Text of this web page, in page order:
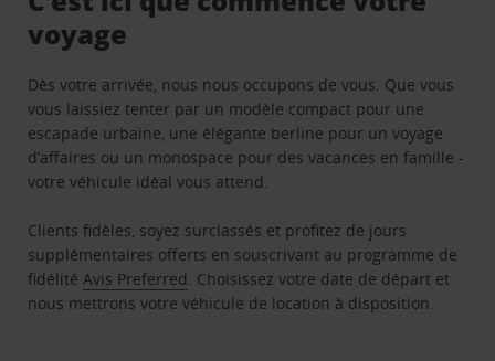
voyage
Dès votre arrivée, nous nous occupons de vous. Que vous
vous laissiez tenter par un modèle compact pour une
escapade urbaine, une élégante berline pour un voyage
d’affaires ou un monospace pour des vacances en famille -
votre véhicule idéal vous attend.
Clients fidèles, soyez surclassés et profitez de jours
supplémentaires offerts en souscrivant au programme de
fidélitéAvis Preferred. Choisissez votre date de départ et
nous mettrons votre véhicule de location à disposition.